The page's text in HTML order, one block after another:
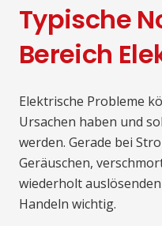
Typische
Bereich
Elektrische Probleme
Ursachen haben und
werden. Gerade bei
Geräuschen,
wiederholt
Handeln wichtig.